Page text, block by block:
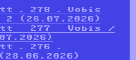
– 278 – Vobis
2 (26.07.2026)
– 277 – Vobis /
– 276 –